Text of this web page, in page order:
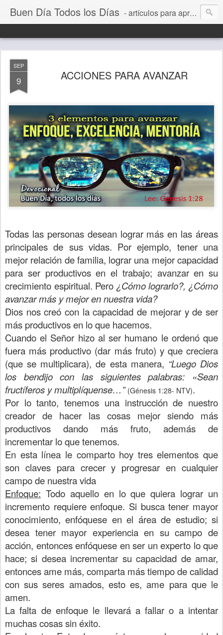
Buen Día Todos los Días - artículos para aprender a vivir mejor, un día a la vez. Por Juan C Quintero
SEP
9 ACCIONES PARA AVANZAR
Todas las personas desean lograr más en las áreas
principales de sus vidas. Por ejemplo, tener una
mejor relación de familia, lograr una mejor capacidad
para ser productivos en el trabajo; avanzar en su
crecimiento espiritual. Pero ¿Cómo lograrlo?, ¿Cómo
avanzar más y mejor en nuestra vida?
Dios nos creó con la capacidad de mejorar y de ser
más productivos en lo que hacemos.
Cuando el Señor hizo al ser humano le ordenó que
fuera más productivo (dar más fruto) y que creciera
(que se multiplicara), de esta manera, “Luego Dios
los bendijo con las siguientes palabras: «Sean
fructíferos y multiplíquense…” (Génesis 1:28- NTV).
Por lo tanto, tenemos una instrucción de nuestro
creador de hacer las cosas mejor siendo más
productivos dando más fruto, además de
incrementar lo que tenemos.
En esta línea le comparto hoy tres elementos que
son claves para crecer y progresar en cualquier
campo de nuestra vida
Enfoque: Todo aquello en lo que quiera lograr un
incremento requiere enfoque. Si busca tener mayor
conocimiento, enfóquese en el área de estudio; si
desea tener mayor experiencia en su campo de
acción, entonces enfóquese en ser un experto lo que
hace; si desea incrementar su capacidad de amar,
entonces ame más, comparta más tiempo de calidad
con sus seres amados, esto es, ame para que le
amen.
La falta de enfoque le llevará a fallar o a intentar
muchas cosas sin éxito.